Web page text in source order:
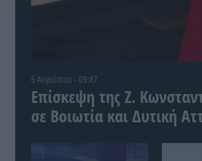
6 Αυγούστου - 09:47
Επίσκεψη της Ζ.
σε Βοιωτία και Δυτική